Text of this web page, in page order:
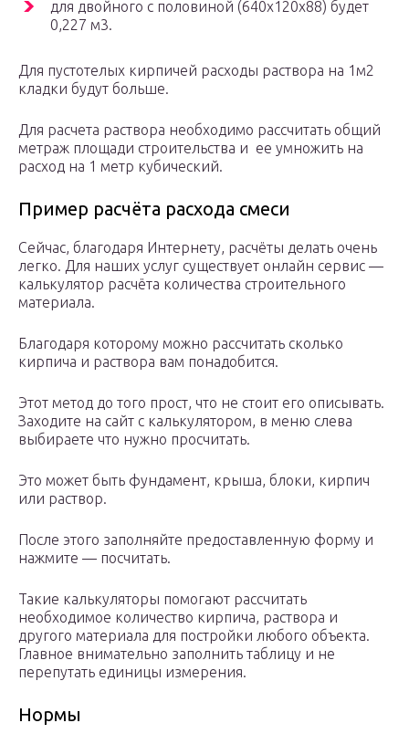
для двойного с половиной (640х120х88) будет
0,227 м3.
Для пустотелых кирпичей расходы раствора на 1м2
кладки будут больше.
Для расчета раствора необходимо рассчитать общий
метраж площади строительства и ее умножить на
расход на 1 метр кубический.
Пример расчёта расхода смеси
Сейчас, благодаря Интернету, расчёты делать очень
легко. Для наших услуг существует онлайн сервис —
калькулятор расчёта количества строительного
материала.
Благодаря которому можно рассчитать сколько
кирпича и раствора вам понадобится.
Этот метод до того прост, что не стоит его описывать.
Заходите на сайт с калькулятором, в меню слева
выбираете что нужно просчитать.
Это может быть фундамент, крыша, блоки, кирпич
или раствор.
После этого заполняйте предоставленную форму и
нажмите — посчитать.
Такие калькуляторы помогают рассчитать
необходимое количество кирпича, раствора и
другого материала для постройки любого объекта.
Главное внимательно заполнить таблицу и не
перепутать единицы измерения.
Нормы